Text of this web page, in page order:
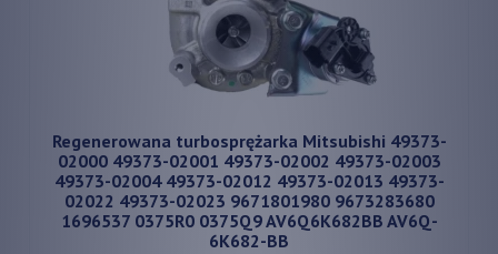
Regenerowana turbosprężarka Mitsubishi 49373-
02000 49373-02001 49373-02002 49373-02003
49373-02004 49373-02012 49373-02013 49373-
02022 49373-02023 9671801980 9673283680
1696537 0375R0 0375Q9 AV6Q6K682BB AV6Q-
6K682-BB